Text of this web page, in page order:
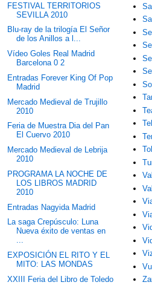
FESTIVAL TERRITORIOS
SEVILLA 2010
Blu-ray de la trilogía El Señor
de los Anillos a l...
Vídeo Goles Real Madrid
Barcelona 0 2
Entradas Forever King Of Pop
Madrid
Mercado Medieval de Trujillo
2010
Feria de Muestra Dia del Pan
El Cuervo 2010
Mercado Medieval de Lebrija
2010
PROGRAMA LA NOCHE DE
LOS LIBROS MADRID
2010
Entradas Nagyida Madrid
La saga Crepúsculo: Luna
Nueva éxito de ventas en
...
EXPOSICIÓN EL RITO Y EL
MITO: LAS MONDAS
XXIII Feria del Libro de Toledo